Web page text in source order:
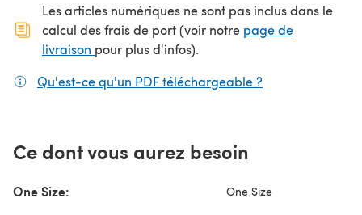
Les articles numériques ne sont pas inclus dans le
calcul des frais de port (voir notre page de
livraison (s'ouvre dans un nouvel onglet)
pour plus d'infos).
Qu'est-ce qu'un PDF téléchargeable ?
Ce dont vous aurez besoin
One Size: One Size